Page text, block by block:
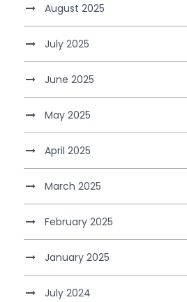
August 2025
July 2025
June 2025
May 2025
April 2025
March 2025
February 2025
January 2025
July 2024